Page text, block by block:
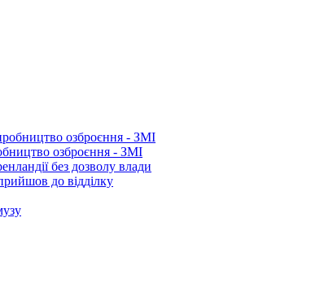
озброєння - ЗМІ
без дозволу влади
до відділку